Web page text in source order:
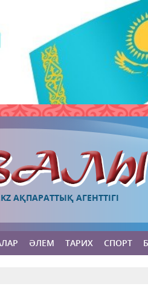
АҚПАРАТТЫҚ АГЕНТТІГІ
ӘЛЕМ ТАРИХ СПОРТ